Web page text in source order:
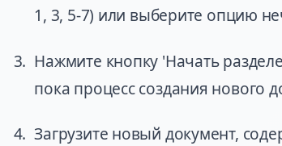
1, 3, 5-7) или выберите опцию
Нажмите кнопку 'Начать
пока процесс создания нового
Загрузите новый документ,